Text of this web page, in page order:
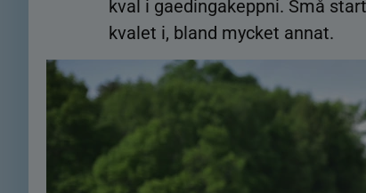
kval i gaedingakeppni. Små
kvalet i, bland mycket annat.